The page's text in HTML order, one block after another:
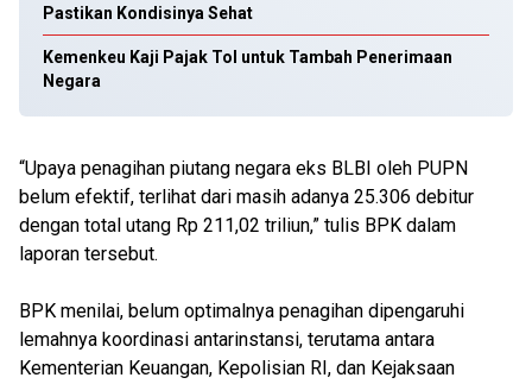
Pastikan Kondisinya Sehat
Kemenkeu Kaji Pajak Tol untuk Tambah Penerimaan
Negara
“Upaya penagihan piutang negara eks BLBI oleh PUPN
belum efektif, terlihat dari masih adanya 25.306 debitur
dengan total utang Rp 211,02 triliun,” tulis BPK dalam
laporan tersebut.
BPK menilai, belum optimalnya penagihan dipengaruhi
lemahnya koordinasi antarinstansi, terutama antara
Kementerian Keuangan, Kepolisian RI, dan Kejaksaan